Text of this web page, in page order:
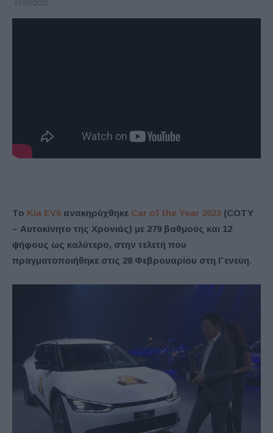
01/03/2022
Το Kia EV6 ανακηρύχθηκε Car of the Year 2022 (COTY
– Αυτοκίνητο της Χρονιάς) με 279 βαθμούς και 12
ψήφους ως καλύτερο, στην τελετή που
πραγματοποιήθηκε στις 28 Φεβρουαρίου στη Γενεύη.